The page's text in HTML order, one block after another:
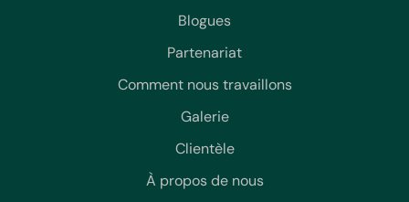
Blogues
Partenariat
Comment nous travaillons
Galerie
Clientèle
À propos de nous